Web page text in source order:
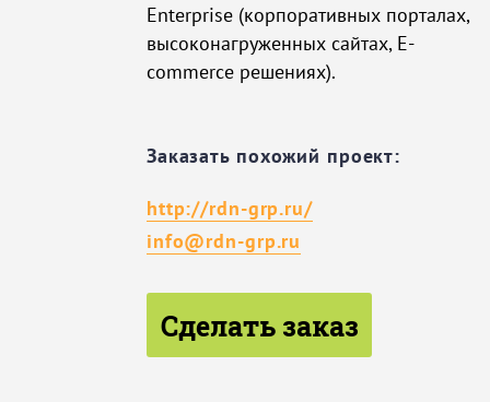
Enterprise (корпоративных порталах,
высоконагруженных сайтах, E-
commerce решениях).
Заказать похожий проект:
http://rdn-grp.ru/
info@rdn-grp.ru
Сделать заказ